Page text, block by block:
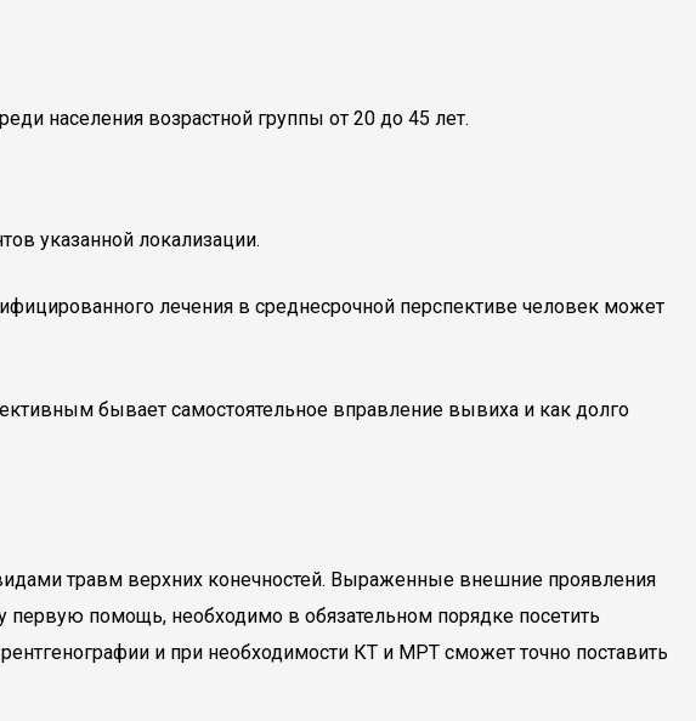
населения возрастной группы от 20 до 45 лет.
указанной локализации.
лечения в среднесрочной перспективе человек может
бывает самостоятельное вправление вывиха и как долго
травм верхних конечностей. Выраженные внешние проявления
помощь, необходимо в обязательном порядке посетить
и при необходимости КТ и МРТ сможет точно поставить